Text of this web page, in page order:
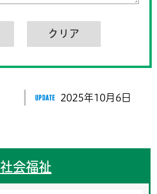
2025年10月6日
社会福祉